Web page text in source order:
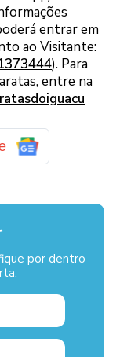
entrar em
ao Visitante:
). Para
entre na
por dentro